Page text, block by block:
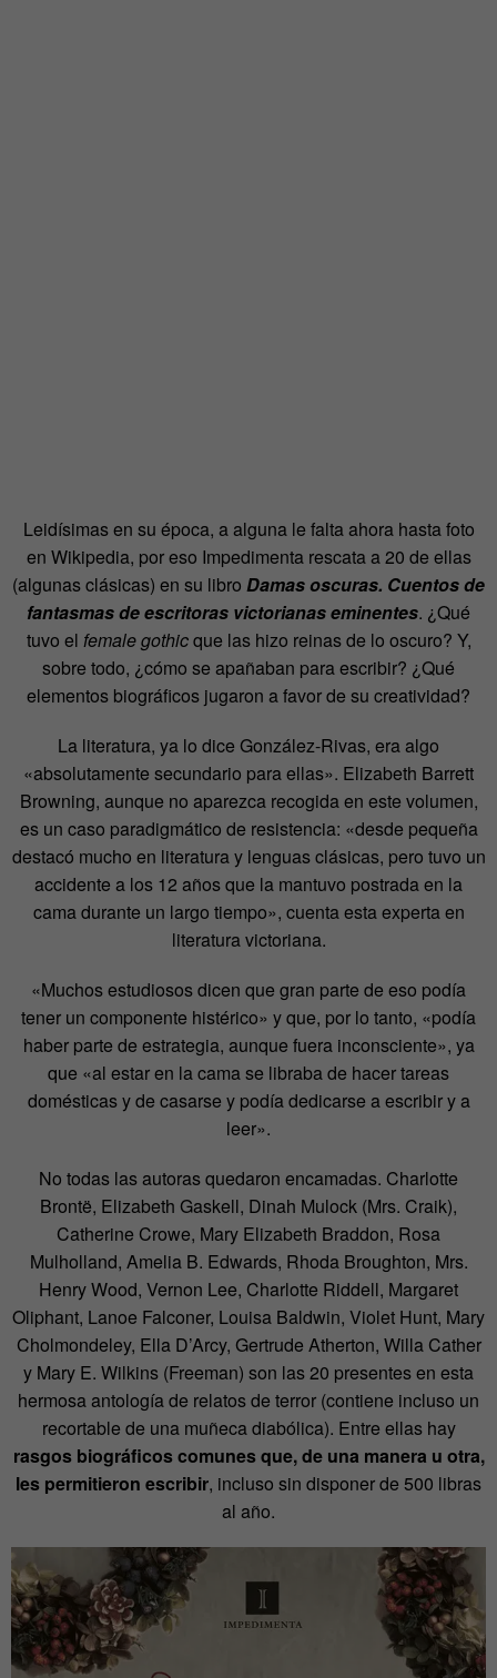
Leidísimas en su época, a alguna le falta ahora hasta foto
en Wikipedia, por eso Impedimenta rescata a 20 de ellas
(algunas clásicas) en su libro Damas oscuras. Cuentos de
fantasmas de escritoras victorianas eminentes. ¿Qué
tuvo el female gothicque las hizo reinas de lo oscuro? Y,
sobre todo, ¿cómo se apañaban para escribir? ¿Qué
elementos biográficos jugaron a favor de su creatividad?
La literatura, ya lo dice González-Rivas, era algo
«absolutamente secundario para ellas». Elizabeth Barrett
Browning, aunque no aparezca recogida en este volumen,
es un caso paradigmático de resistencia: «desde pequeña
destacó mucho en literatura y lenguas clásicas, pero tuvo un
accidente a los 12 años que la mantuvo postrada en la
cama durante un largo tiempo», cuenta esta experta en
literatura victoriana.
«Muchos estudiosos dicen que gran parte de eso podía
tener un componente histérico» y que, por lo tanto, «podía
haber parte de estrategia, aunque fuera inconsciente», ya
que «al estar en la cama se libraba de hacer tareas
domésticas y de casarse y podía dedicarse a escribir y a
leer».
No todas las autoras quedaron encamadas. Charlotte
Brontë, Elizabeth Gaskell, Dinah Mulock (Mrs. Craik),
Catherine Crowe, Mary Elizabeth Braddon, Rosa
Mulholland, Amelia B. Edwards, Rhoda Broughton, Mrs.
Henry Wood, Vernon Lee, Charlotte Riddell, Margaret
Oliphant, Lanoe Falconer, Louisa Baldwin, Violet Hunt, Mary
Cholmondeley, Ella D’Arcy, Gertrude Atherton, Willa Cather
y Mary E. Wilkins (Freeman) son las 20 presentes en esta
hermosa antología de relatos de terror (contiene incluso un
recortable de una muñeca diabólica). Entre ellas hay
rasgos biográficos comunes que, de una manera u otra,
les permitieron escribir, incluso sin disponer de 500 libras
al año.